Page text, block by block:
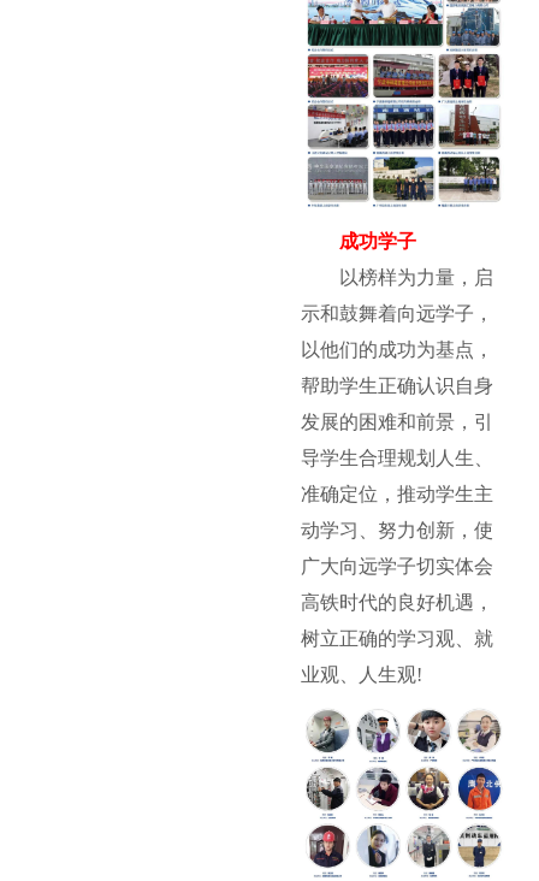
成功学子
以榜样为力量，启
示和鼓舞着向远学子，
以他们的成功为基点，
帮助学生正确认识自身
发展的困难和前景，引
导学生合理规划人生、
准确定位，推动学生主
动学习、努力创新，使
广大向远学子切实体会
高铁时代的良好机遇，
树立正确的学习观、就
业观、人生观!